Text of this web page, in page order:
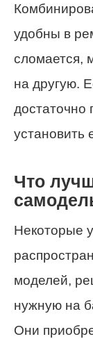
удобны в
сломается,
на другую.
достаточно
установить
Что
Некоторые
моделей,
нужную на
Они